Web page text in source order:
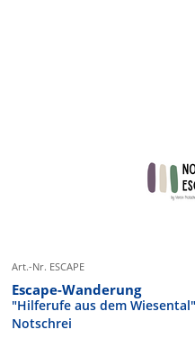
Art.-Nr. ESCAPE
Escape-Wanderung
"Hilferufe aus dem
Notschrei